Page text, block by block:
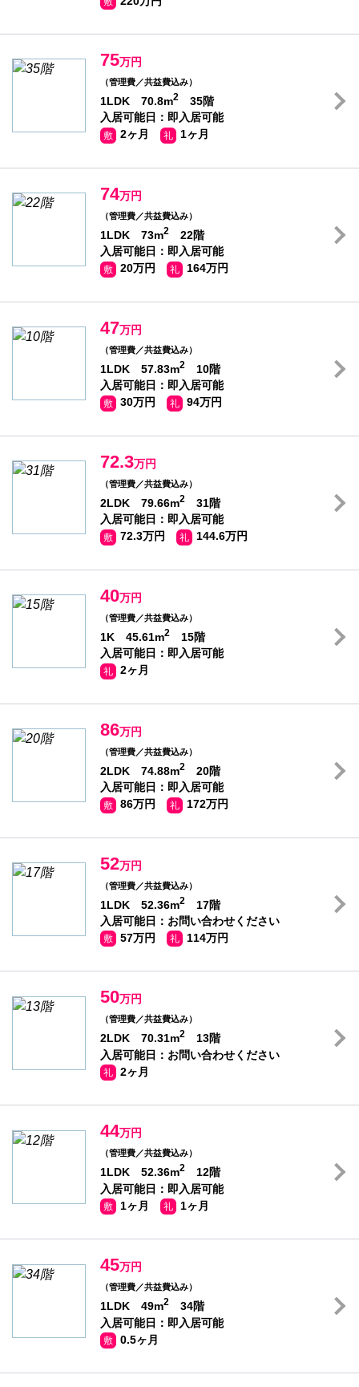
75万円
（管理費／共益費込み）
1LDK 70.8m2
35階
入居可能日：即入居可能
敷 2ヶ月 礼 1ヶ月
74万円
（管理費／共益費込み）
1LDK 73m2
22階
入居可能日：即入居可能
敷 20万円 礼 164万円
47万円
（管理費／共益費込み）
1LDK 57.83m2
10階
入居可能日：即入居可能
敷 30万円 礼 94万円
72.3万円
（管理費／共益費込み）
2LDK 79.66m2
31階
入居可能日：即入居可能
敷 72.3万円 礼 144.6万円
40万円
（管理費／共益費込み）
1K 45.61m2
15階
入居可能日：即入居可能
礼 2ヶ月
86万円
（管理費／共益費込み）
2LDK 74.88m2
20階
入居可能日：即入居可能
敷 86万円 礼 172万円
52万円
（管理費／共益費込み）
1LDK 52.36m2
17階
入居可能日：お問い合わせください
敷 57万円 礼 114万円
50万円
（管理費／共益費込み）
2LDK 70.31m2
13階
入居可能日：お問い合わせください
礼 2ヶ月
44万円
（管理費／共益費込み）
1LDK 52.36m2
12階
入居可能日：即入居可能
敷 1ヶ月 礼 1ヶ月
45万円
（管理費／共益費込み）
1LDK 49m2
34階
入居可能日：即入居可能
敷 0.5ヶ月